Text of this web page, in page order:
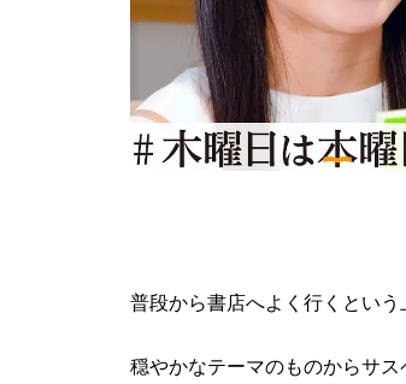
普段から書店へよく行くとい
穏やかなテーマのものからサ